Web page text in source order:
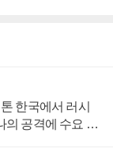
한국에서 러시
의 공격에 수요 늘